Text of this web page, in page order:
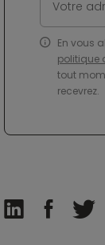
En vous
politique
tout
recevrez.